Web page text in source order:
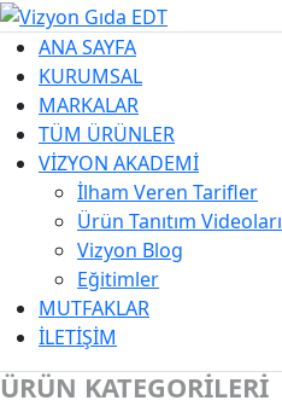
ANA SAYFA
KURUMSAL
MARKALAR
TÜM ÜRÜNLER
VİZYON AKADEMİ
İlham Veren Tarifler
Ürün Tanıtım Videoları
Vizyon Blog
Eğitimler
MUTFAKLAR
İLETİŞİM
ÜRÜN KATEGORİLERİ